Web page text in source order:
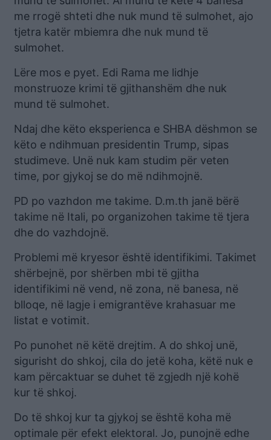
me rrogë shteti dhe nuk mund të sulmohet, ajo
tjetra katër mbiemra dhe nuk mund të
sulmohet.
Lëre mos e pyet. Edi Rama me lidhje
monstruoze krimi të gjithanshëm dhe nuk
mund të sulmohet.
Ndaj dhe këto eksperienca e SHBA dëshmon se
këto e ndihmuan presidentin Trump, sipas
studimeve. Unë nuk kam studim për veten
time, por gjykoj se do më ndihmojnë.
PD po vazhdon me takime. D.m.th janë bërë
takime në Itali, po organizohen takime të tjera
dhe do vazhdojnë.
Problemi më kryesor është identifikimi. Takimet
shërbejnë, por shërben mbi të gjitha
identifikimi në vend, në zona, në banesa, në
blloqe, në lagje i emigrantëve krahasuar me
listat e votimit.
Po punohet në këtë drejtim. A do shkoj unë,
sigurisht do shkoj, cila do jetë koha, këtë nuk e
kam përcaktuar se duhet të zgjedh një kohë
kur të shkoj.
Do të shkoj kur ta gjykoj se është koha më
optimale për efekt elektoral. Jo, punojnë edhe